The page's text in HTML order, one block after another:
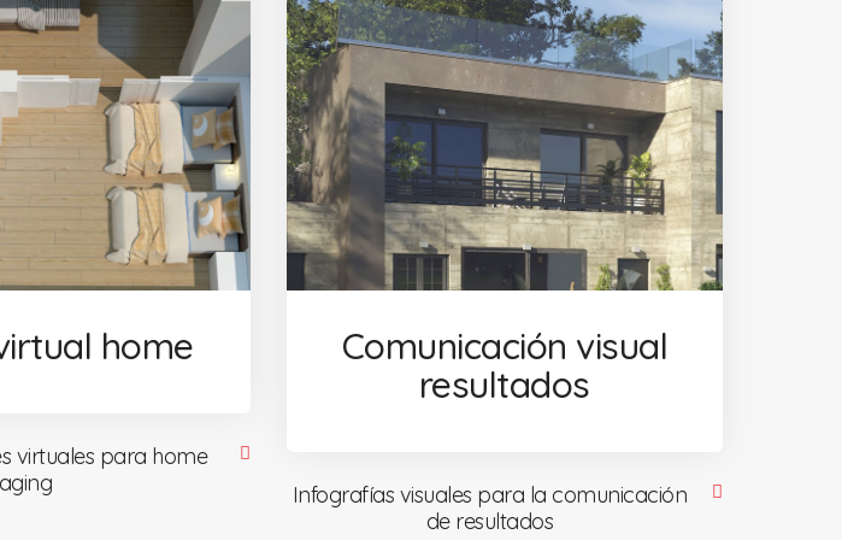
home
virtuales para home
Comunicación visual
resultados
Infografías visuales para la comunicación
de resultados